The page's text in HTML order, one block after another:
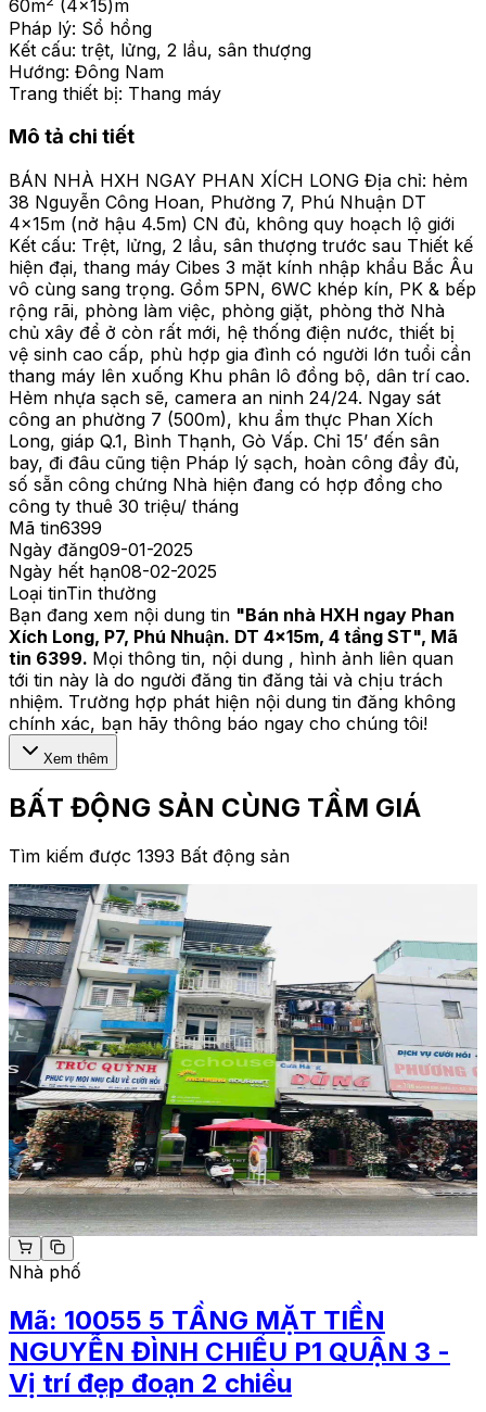
60m
(4x15)m
Pháp lý: Sổ hồng
Kết cấu: trệt, lửng, 2 lầu, sân thượng
Hướng: Đông Nam
Trang thiết bị: Thang máy
Mô tả chi tiết
BÁN NHÀ HXH NGAY PHAN XÍCH LONG Địa chỉ: hẻm
38 Nguyễn Công Hoan, Phường 7, Phú Nhuận DT
4x15m (nở hậu 4.5m) CN đủ, không quy hoạch lộ giới
Kết cấu: Trệt, lửng, 2 lầu, sân thượng trước sau Thiết kế
hiện đại, thang máy Cibes 3 mặt kính nhập khẩu Bắc Âu
vô cùng sang trọng. Gồm 5PN, 6WC khép kín, PK & bếp
rộng rãi, phòng làm việc, phòng giặt, phòng thờ Nhà
chủ xây để ở còn rất mới, hệ thống điện nước, thiết bị
vệ sinh cao cấp, phù hợp gia đình có người lớn tuổi cần
thang máy lên xuống Khu phân lô đồng bộ, dân trí cao.
Hẻm nhựa sạch sẽ, camera an ninh 24/24. Ngay sát
công an phường 7 (500m), khu ẩm thực Phan Xích
Long, giáp Q.1, Bình Thạnh, Gò Vấp. Chỉ 15’ đến sân
bay, đi đâu cũng tiện Pháp lý sạch, hoàn công đầy đủ,
số sẵn công chứng Nhà hiện đang có hợp đồng cho
công ty thuê 30 triệu/ tháng
Mã tin6399
Ngày đăng09-01-2025
Ngày hết hạn08-02-2025
Loại tinTin thường
Bạn đang xem nội dung tin "Bán nhà HXH ngay Phan
Xích Long, P7, Phú Nhuận. DT 4x15m, 4 tầng ST", Mã
tin 6399. Mọi thông tin, nội dung , hình ảnh liên quan
tới tin này là do người đăng tin đăng tải và chịu trách
nhiệm. Trường hợp phát hiện nội dung tin đăng không
chính xác, bạn hãy thông báo ngay cho chúng tôi!
Xem thêm
BẤT ĐỘNG SẢN CÙNG TẦM GIÁ
Tìm kiếm được 1393 Bất động sản
Nhà phố
Mã: 10055 5 TẦNG MẶT TIỀN
NGUYỄN ĐÌNH CHIỂU P1 QUẬN 3 -
Vị trí đẹp đoạn 2 chiều